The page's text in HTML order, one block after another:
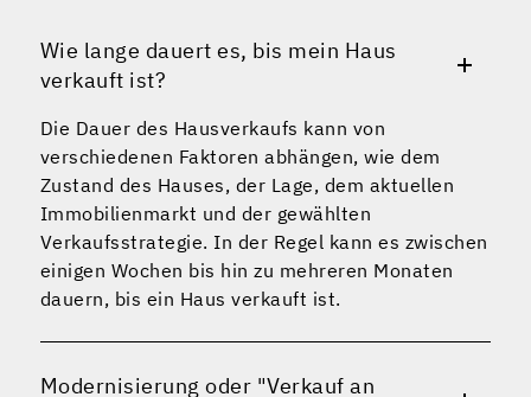
Wie lange dauert es, bis mein Haus
verkauft ist?
Die Dauer des Hausverkaufs kann von
verschiedenen Faktoren abhängen, wie dem
Zustand des Hauses, der Lage, dem aktuellen
Immobilienmarkt und der gewählten
Verkaufsstrategie. In der Regel kann es zwischen
einigen Wochen bis hin zu mehreren Monaten
dauern, bis ein Haus verkauft ist.
Modernisierung oder "Verkauf an